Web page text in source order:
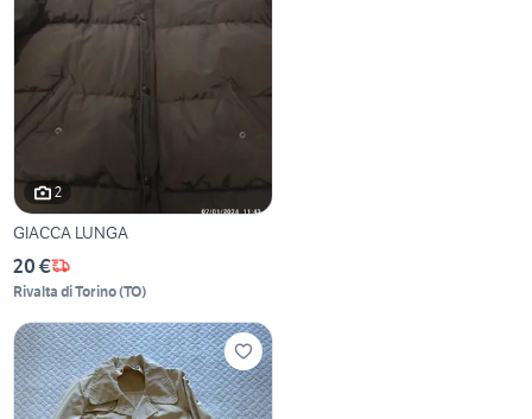
2
GIACCA LUNGA
20 €
Rivalta di Torino(TO)